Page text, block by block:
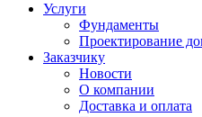
Услуги
Фундаменты
Проектирование
Заказчику
Новости
О компании
Доставка и оплата